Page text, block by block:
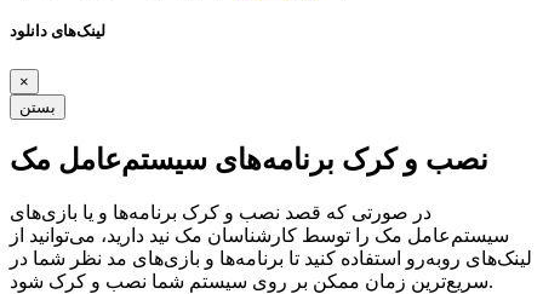
لینک‌های دانلود
×
بستن
نصب و کرک برنامه‌های سیستم‌عامل مک
در صورتی که قصد نصب و کرک برنامه‌ها و یا بازی‌های
سیستم‌عامل مک را توسط کارشناسان مک نید دارید، می‌توانید از
لینک‌های رو‌به‌رو استفاده کنید تا برنامه‌ها و بازی‌های مد نظر شما در
سریع‌ترین زمان ممکن بر روی سیستم شما نصب و کرک شود.